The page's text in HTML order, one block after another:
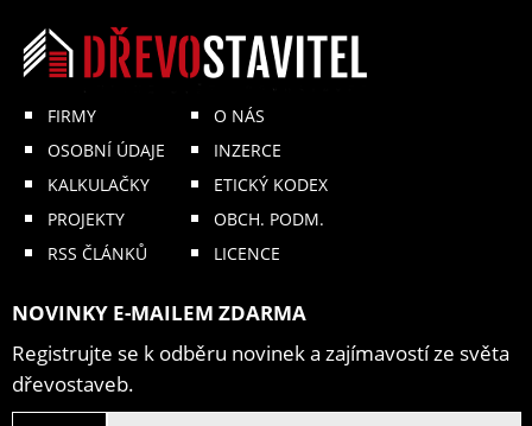
FIRMY
OSOBNÍ ÚDAJE
KALKULAČKY
PROJEKTY
RSS ČLÁNKŮ
O NÁS
INZERCE
ETICKÝ KODEX
OBCH. PODM.
LICENCE
NOVINKY E-MAILEM ZDARMA
Registrujte se k odběru novinek a zajímavostí ze světa
dřevostaveb.